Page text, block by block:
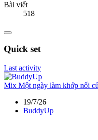
Bài viết
518
Quick set
Last activity
Mix Một ngày làm khớp nối
19/7/26
BuddyUp